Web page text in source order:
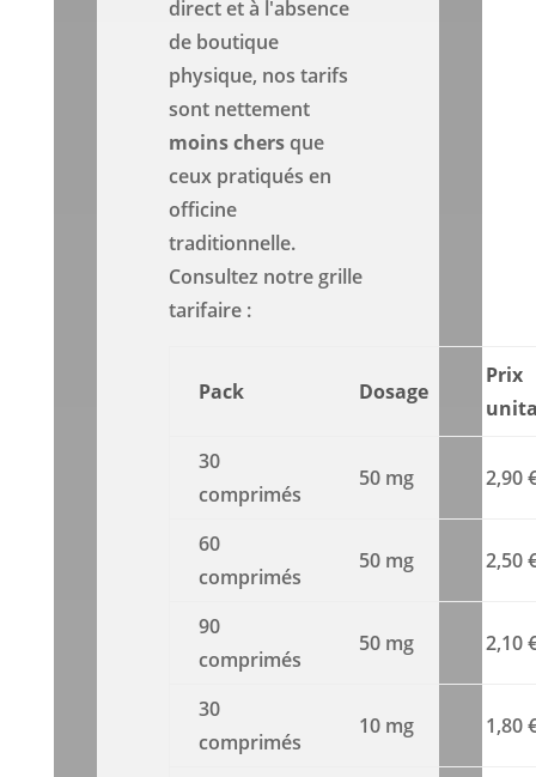
direct et à l'absence
de boutique
physique, nos tarifs
sont nettement
moins chersque
ceux pratiqués en
officine
traditionnelle.
Consultez notre grille
tarifaire :
Pack Dosage
Prix
30
comprimés
50 mg 2,90
60
comprimés
50 mg 2,50
90
comprimés
50 mg 2,10
30
comprimés
10 mg 1,80